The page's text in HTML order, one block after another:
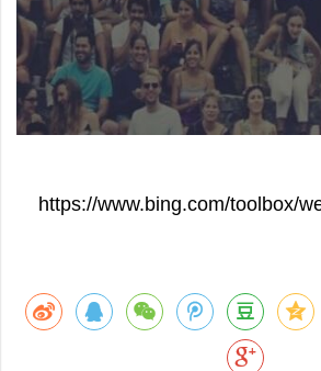
https://www.bing.com/toolbox/